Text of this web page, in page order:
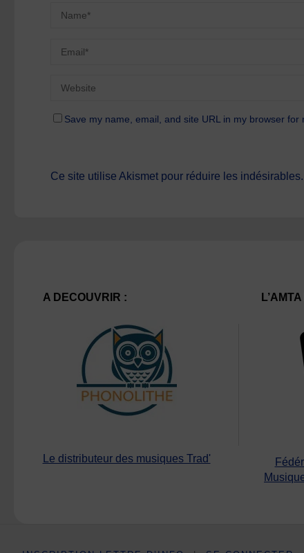
Save my name, email, and site URL in my browser for
Ce site utilise Akismet pour réduire les indésirables.
A DECOUVRIR :
Le distributeur des musiques Trad'